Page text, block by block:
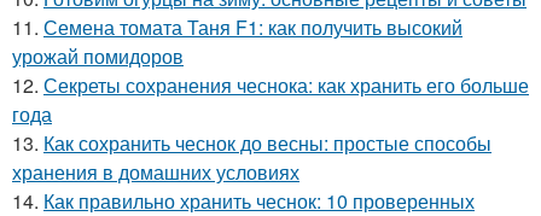
11. Семена томата Таня F1: как получить высокий
урожай помидоров
12. Секреты сохранения чеснока: как хранить его больше
года
13. Как сохранить чеснок до весны: простые способы
хранения в домашних условиях
14. Как правильно хранить чеснок: 10 проверенных